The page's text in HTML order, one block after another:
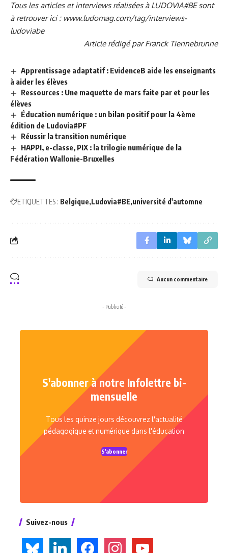
Tous les articles et interviews réalisées à LUDOVIA#BE sont
à retrouver ici : www.ludomag.com/tag/interviews-
ludoviabe
Article rédigé par Franck Tiennebrunne
Apprentissage adaptatif : EvidenceB aide les enseignants
à aider les élèves
Ressources : Une maquette de mars faite par et pour les
élèves
Éducation numérique : un bilan positif pour la 4ème
édition de Ludovia#PF
Réussir la transition numérique
HAPPI, e-classe, PIX : la trilogie numérique de la
Fédération Wallonie-Bruxelles
ETIQUETTES : Belgique Ludovia#BE université d'automne
Aucun commentaire
- Publicité -
S'abonner à notre Infolettre bi-
mensuelle
Tous les quinze jours découvrez l'actualité
pédagogique et numérique dans l'éducation
S'abonner
Suivez-nous
bluesky linkedin facebook instagramyoutube